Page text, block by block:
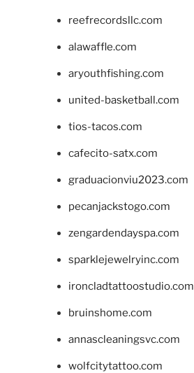
reefrecordsllc.com
alawaffle.com
aryouthfishing.com
united-basketball.com
tios-tacos.com
cafecito-satx.com
graduacionviu2023.com
pecanjackstogo.com
zengardendayspa.com
sparklejewelryinc.com
ironcladtattoostudio.com
bruinshome.com
annascleaningsvc.com
wolfcitytattoo.com